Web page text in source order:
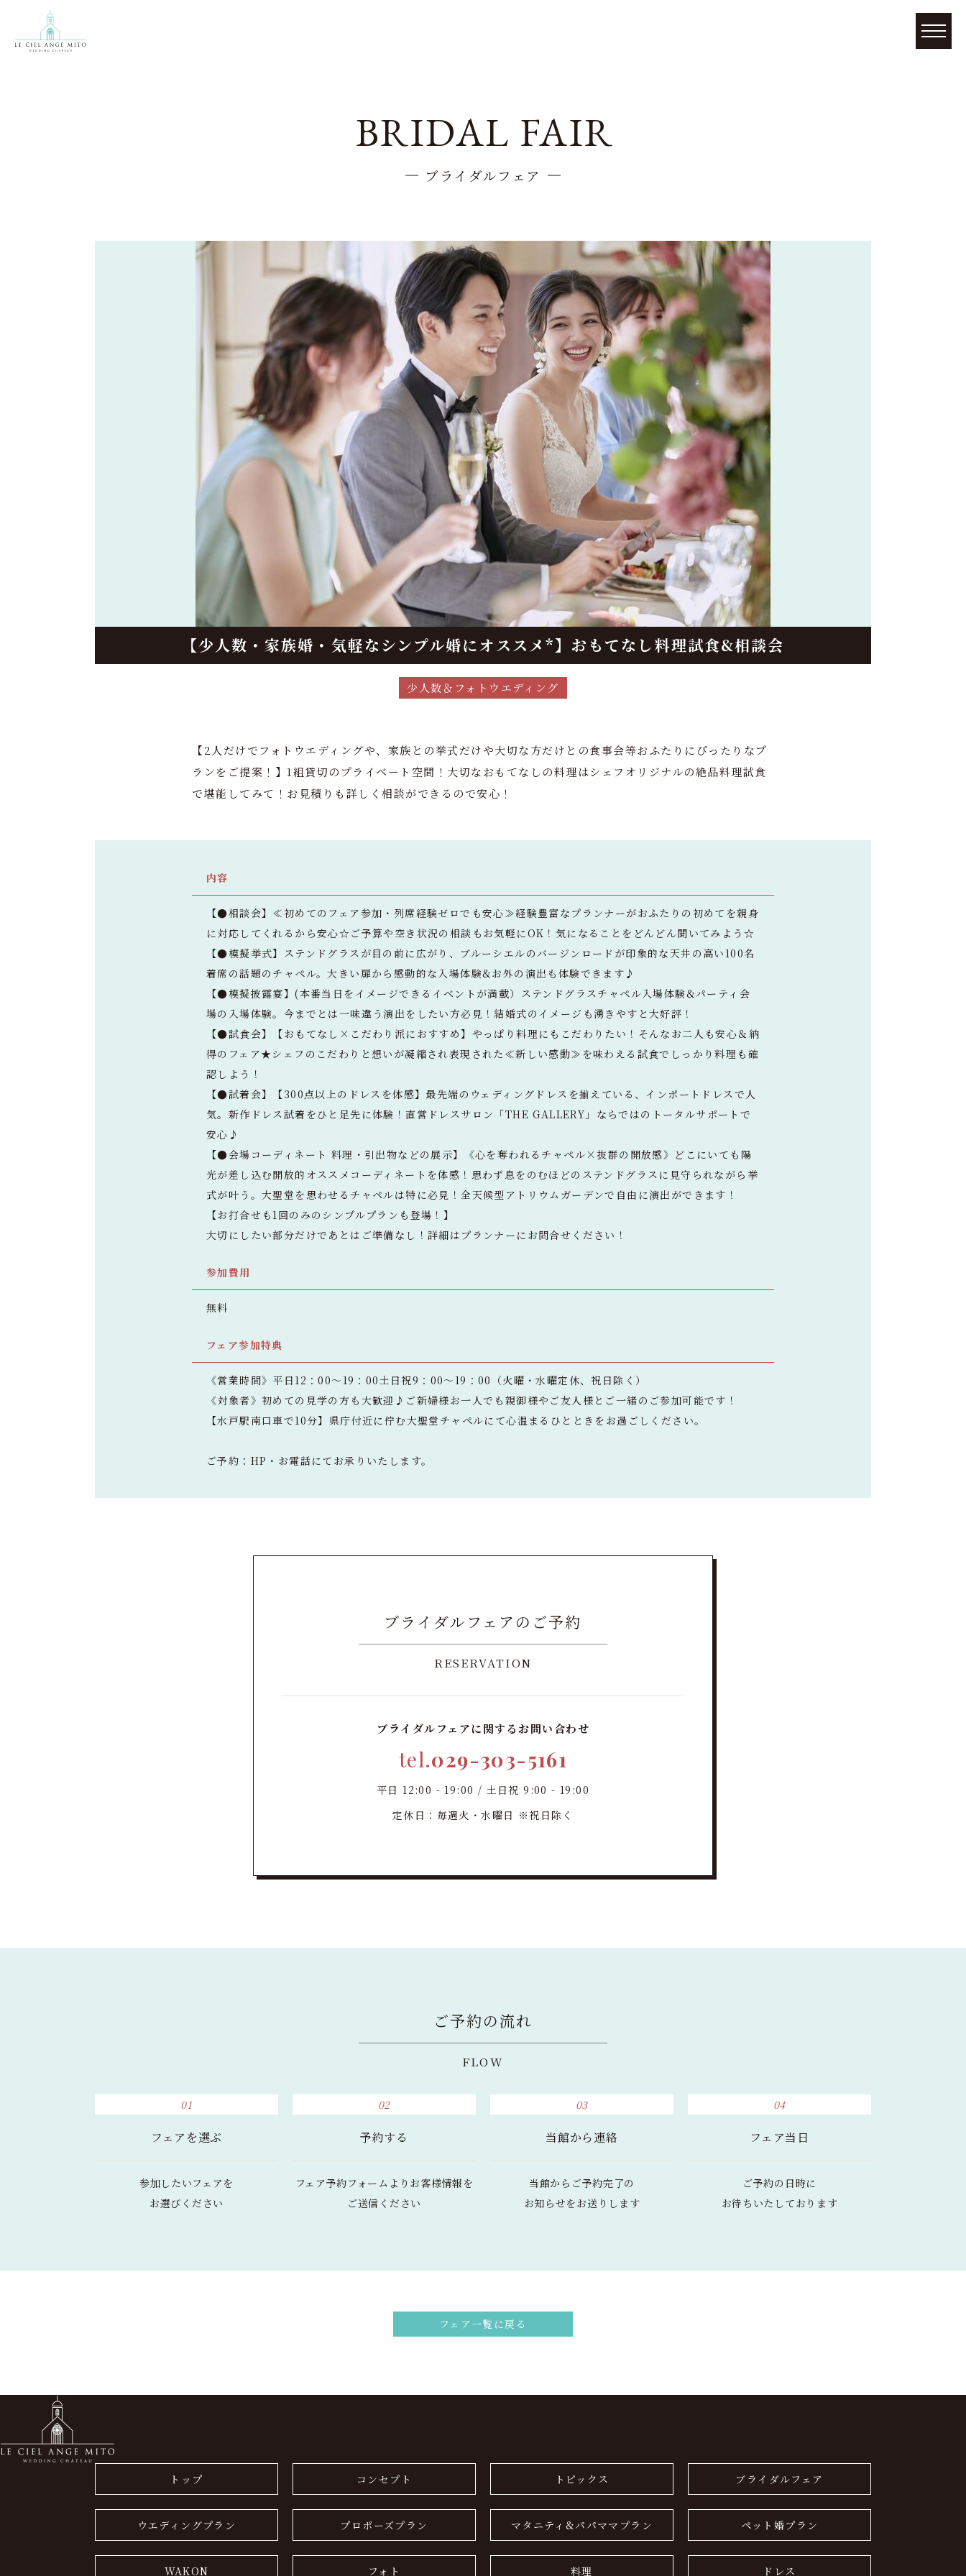
BRIDAL FAIR
ブライダルフェア
【少人数・家族婚・気軽なシンプル婚にオススメ*】おもてなし料理試食&相談会
少人数＆フォトウエディング
【2人だけでフォトウエディングや、家族との挙式だけや大切な方だけとの食事会等おふたりにぴったりなプ
ランをご提案！】1組貸切のプライベート空間！大切なおもてなしの料理はシェフオリジナルの絶品料理試食
で堪能してみて！お見積りも詳しく相談ができるので安心！
内容
【●相談会】≪初めてのフェア参加・列席経験ゼロでも安心≫経験豊富なプランナーがおふたりの初めてを親身
に対応してくれるから安心☆ご予算や空き状況の相談もお気軽にOK！気になることをどんどん聞いてみよう☆
【●模擬挙式】ステンドグラスが目の前に広がり、ブルーシエルのバージンロードが印象的な天井の高い100名
着席の話題のチャペル。大きい扉から感動的な入場体験&お外の演出も体験できます♪
【●模擬披露宴】(本番当日をイメージできるイベントが満載）ステンドグラスチャペル入場体験&パーティ会
場の入場体験。今までとは一味違う演出をしたい方必見！結婚式のイメージも湧きやすと大好評！
【●試食会】【おもてなし×こだわり派におすすめ】やっぱり料理にもこだわりたい！そんなお二人も安心＆納
得のフェア★シェフのこだわりと想いが凝縮され表現された≪新しい感動≫を味わえる試食でしっかり料理も確
認しよう！
【●試着会】【300点以上のドレスを体感】最先端のウェディングドレスを揃えている、インポートドレスで人
気。新作ドレス試着をひと足先に体験！直営ドレスサロン「THE GALLERY」ならではのトータルサポートで
安心♪
【●会場コーディネート 料理・引出物などの展示】《心を奪われるチャペル×抜群の開放感》どこにいても陽
光が差し込む開放的オススメコーディネートを体感！思わず息をのむほどのステンドグラスに見守られながら挙
式が叶う。大聖堂を思わせるチャペルは特に必見！全天候型アトリウムガーデンで自由に演出ができます！
【お打合せも1回のみのシンプルプランも登場！】
大切にしたい部分だけであとはご準備なし！詳細はプランナーにお問合せください！
参加費用
無料
フェア参加特典
《営業時間》平日12：00～19：00土日祝9：00～19：00（火曜・水曜定休、祝日除く）
《対象者》初めての見学の方も大歓迎♪ご新婦様お一人でも親御様やご友人様とご一緒のご参加可能です！
【水戸駅南口車で10分】県庁付近に佇む大聖堂チャペルにて心温まるひとときをお過ごしください。
ご予約：HP・お電話にてお承りいたします。
ブライダルフェアのご予約
RESERVATION
ブライダルフェアに関するお問い合わせ
tel.029-303-5161
平日 12:00 - 19:00 / 土日祝 9:00 - 19:00
定休日：毎週火・水曜日 ※祝日除く
ご予約の流れ
FLOW
01
フェアを選ぶ
参加したいフェアを
お選びください
02
予約する
フェア予約フォームより お客様情報を
ご送信ください
03
当館から連絡
当館からご予約完了の
お知らせをお送りします
04
フェア当日
ご予約の日時に
お待ちいたしております
フェア一覧に戻る
トップ コンセプト トピックス ブライダルフェア
ウエディングプラン プロポーズプラン マタニティ&パパママプラン ペット婚プラン
WAKON フォト 料理 ドレス